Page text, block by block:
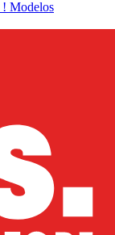
! Modelos